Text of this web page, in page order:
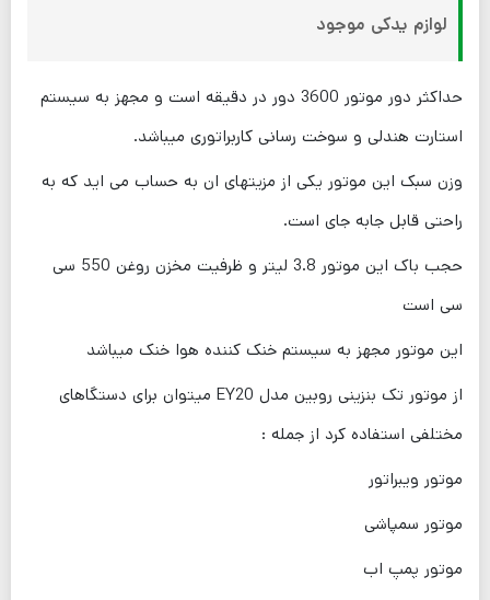
لوازم یدکی موجود
حداکثر دور موتور 3600 دور در دقیقه است و مجهز به سیستم
استارت هندلی و سوخت رسانی کاربراتوری میباشد.
وزن سبک این موتور یکی از مزیتهای ان به حساب می اید که به
راحتی قابل جابه جای است.
حجب باک این موتور 3.8 لیتر و ظرفیت مخزن روغن 550 سی
سی است
این موتور مجهز به سیستم خنک کننده هوا خنک میباشد
از موتور تک بنزینی روبین مدل EY20 میتوان برای دستگاهای
مختلفی استفاده کرد از جمله :
موتور ویبراتور
موتور سمپاشی
موتور پمپ اب